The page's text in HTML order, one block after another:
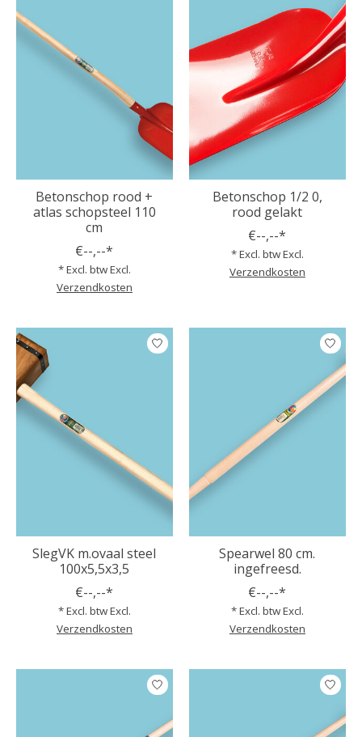
Betonschop rood +
atlas schopsteel 110
cm
€--,--*
* Excl. btw Excl.
Verzendkosten
Betonschop 1/2 0,
rood gelakt
€--,--*
* Excl. btw Excl.
Verzendkosten
SlegVK m.ovaal steel
100x5,5x3,5
€--,--*
* Excl. btw Excl.
Verzendkosten
Spearwel 80 cm.
ingefreesd.
€--,--*
* Excl. btw Excl.
Verzendkosten